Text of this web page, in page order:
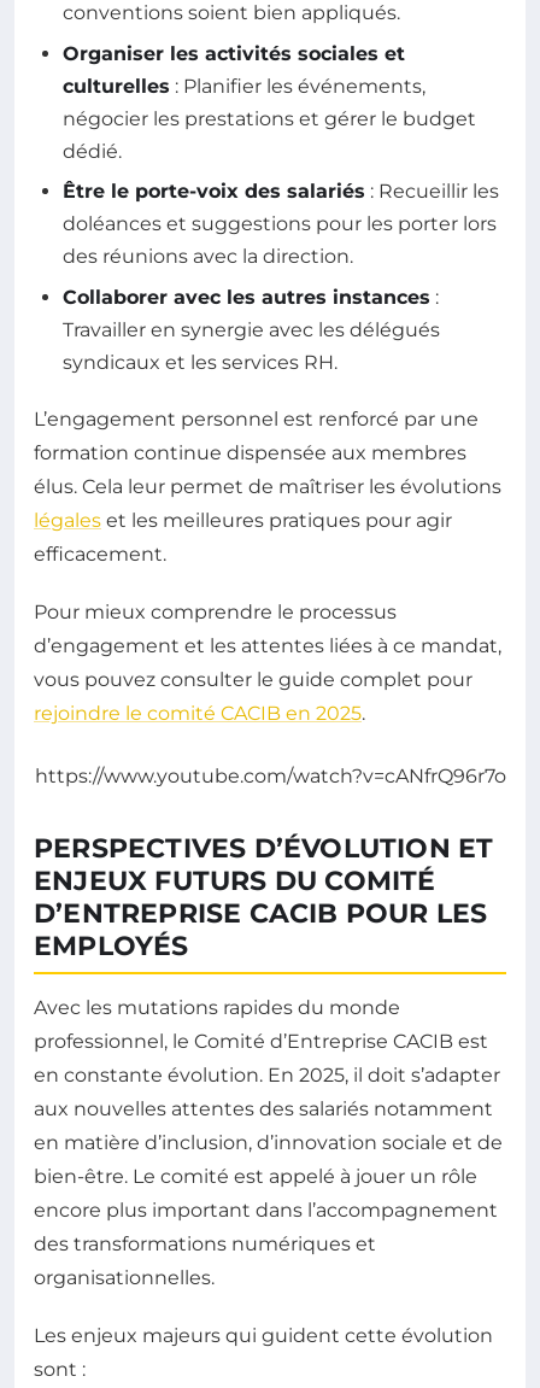
conventions soient bien appliqués.
Organiser les activités sociales et
culturelles : Planifier les événements,
négocier les prestations et gérer le budget
dédié.
Être le porte-voix des salariés : Recueillir les
doléances et suggestions pour les porter lors
des réunions avec la direction.
Collaborer avec les autres instances :
Travailler en synergie avec les délégués
syndicaux et les services RH.
L’engagement personnel est renforcé par une
formation continue dispensée aux membres
élus. Cela leur permet de maîtriser les évolutions
légales et les meilleures pratiques pour agir
efficacement.
Pour mieux comprendre le processus
d’engagement et les attentes liées à ce mandat,
vous pouvez consulter le guide complet pour
rejoindre le comité CACIB en 2025.
https://www.youtube.com/watch?v=cANfrQ96r7o
PERSPECTIVES D’ÉVOLUTION ET
ENJEUX FUTURS DU COMITÉ
D’ENTREPRISE CACIB POUR LES
EMPLOYÉS
Avec les mutations rapides du monde
professionnel, le Comité d’Entreprise CACIB est
en constante évolution. En 2025, il doit s’adapter
aux nouvelles attentes des salariés notamment
en matière d’inclusion, d’innovation sociale et de
bien-être. Le comité est appelé à jouer un rôle
encore plus important dans l’accompagnement
des transformations numériques et
organisationnelles.
Les enjeux majeurs qui guident cette évolution
sont :